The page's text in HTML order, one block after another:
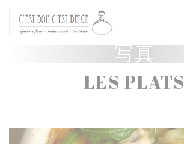
クッキー利用の管理について
写真
LES PLATS